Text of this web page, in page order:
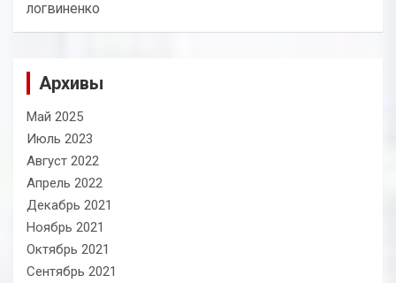
логвиненко
Архивы
Май 2025
Июль 2023
Август 2022
Апрель 2022
Декабрь 2021
Ноябрь 2021
Октябрь 2021
Сентябрь 2021